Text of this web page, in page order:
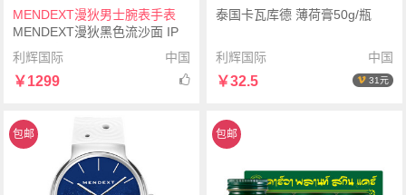
MENDEXT漫狄男士腕表手表
MENDEXT漫狄黑色流沙面 IP
黑色表壳 黑色表带M6IX-M08男
士腕表手表
利辉国际 中国
￥1299
泰国卡瓦库德 薄荷膏50g/瓶
利辉国际 中国
￥32.5 31元
包邮 包邮